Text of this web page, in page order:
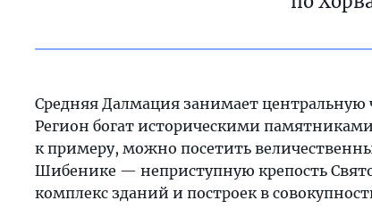
Средняя Далмация занимает центральную
Регион богат историческими
к примеру, можно посетить
Шибенике — неприступную крепость
комплекс зданий и построек в